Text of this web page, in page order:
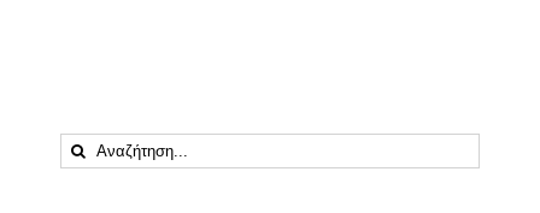
Αναζήτηση
...